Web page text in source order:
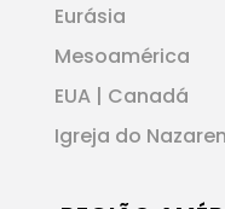
Eurásia
Mesoamérica
EUA | Canadá
Igreja do